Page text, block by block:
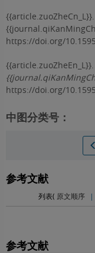
{{article.zuoZheCn_L}}.
https://doi.org/
{{article.zuoZheEn_L}}.
https://doi.org/
中图分类号：
参考文献
列表( 原文顺序 |
参考文献